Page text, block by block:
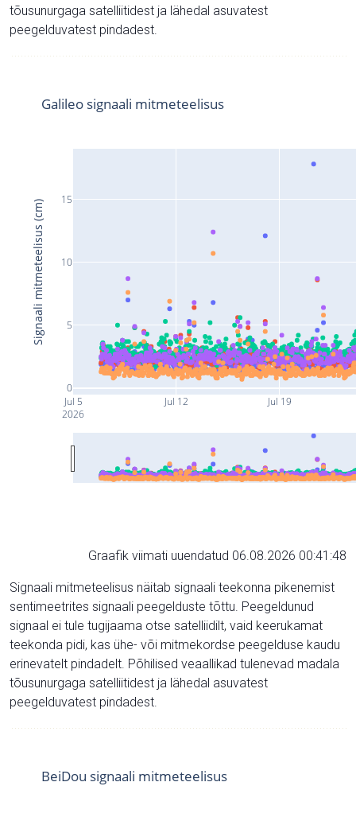
tõusunurgaga satelliitidest ja lähedal asuvatest
peegelduvatest pindadest.
Jul 5
2026
Jul 12 Jul 19
0
5
10
15
Galileo signaali mitmeteelisus
Signaali mitmeteelisus (cm)
Graafik viimati uuendatud 06.08.2026 00:41:48
Signaali mitmeteelisus näitab signaali teekonna pikenemist
sentimeetrites signaali peegelduste tõttu. Peegeldunud
signaal ei tule tugijaama otse satelliidilt, vaid keerukamat
teekonda pidi, kas ühe- või mitmekordse peegelduse kaudu
erinevatelt pindadelt. Põhilised veaallikad tulenevad madala
tõusunurgaga satelliitidest ja lähedal asuvatest
peegelduvatest pindadest.
BeiDou signaali mitmeteelisus